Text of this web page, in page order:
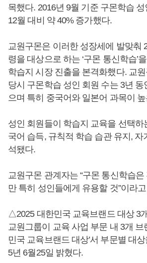
목했다. 2016년 9월 기준 구몬학습
12월 대비 약 40% 증가했다.
교원구몬은 이러한 성장세에 발맞춰
령을 대상으로 하는 ‘구몬 통신학습’
학습지 시장 진출을 본격화했다. 교
당시 구몬학습 성인 회원 수는 3년
으며 특히 중국어와 일본어 과목이
성인 회원들이 학습지 교육을 선택하
국어 습득, 규칙적 학습 습관 유지, 자
석됐다.
교원구몬 관계자는 “구몬 통신학습
만 특히 성인들에게 유용할 것”이라
△2025 대한민국 교육브랜드 대상 3
교원그룹이 교육 사업 부문 내 3개 브
민국 교육브랜드 대상’서 부문별 대
5년 6월25일 밝혔다.